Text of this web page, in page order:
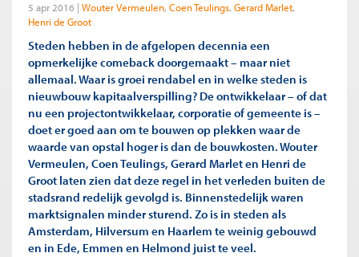
5 apr 2016 Wouter Vermeulen Coen Teulings Gerard Marlet
Henri de Groot
Steden hebben in de afgelopen decennia een
opmerkelijke comeback doorgemaakt – maar niet
allemaal. Waar is groei rendabel en in welke steden is
nieuwbouw kapitaalverspilling? De ontwikkelaar – of dat
nu een projectontwikkelaar, corporatie of gemeente is –
doet er goed aan om te bouwen op plekken waar de
waarde van opstal hoger is dan de bouwkosten. Wouter
Vermeulen, Coen Teulings, Gerard Marlet en Henri de
Groot laten zien dat deze regel in het verleden buiten de
stadsrand redelijk gevolgd is. Binnenstedelijk waren
marktsignalen minder sturend. Zo is in steden als
Amsterdam, Hilversum en Haarlem te weinig gebouwd
en in Ede, Emmen en Helmond juist te veel.